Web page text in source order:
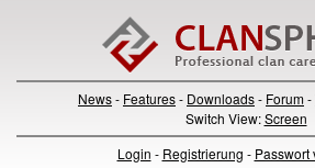
News- Features- Downloads- Forum-
Switch View:Screen
Login - Registrierung - Passwort